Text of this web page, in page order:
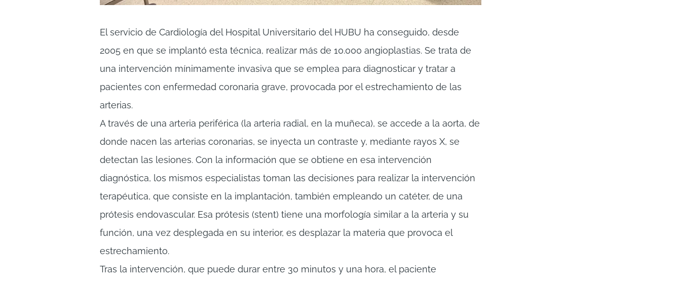
El servicio de Cardiología del Hospital Universitario del HUBU ha conseguido, desde
2005 en que se implantó esta técnica, realizar más de 10.000 angioplastias. Se trata de
una intervención mínimamente invasiva que se emplea para diagnosticar y tratar a
pacientes con enfermedad coronaria grave, provocada por el estrechamiento de las
arterias.
A través de una arteria periférica (la arteria radial, en la muñeca), se accede a la aorta, de
donde nacen las arterias coronarias, se inyecta un contraste y, mediante rayos X, se
detectan las lesiones. Con la información que se obtiene en esa intervención
diagnóstica, los mismos especialistas toman las decisiones para realizar la intervención
terapéutica, que consiste en la implantación, también empleando un catéter, de una
prótesis endovascular. Esa prótesis (stent) tiene una morfología similar a la arteria y su
función, una vez desplegada en su interior, es desplazar la materia que provoca el
estrechamiento.
Tras la intervención, que puede durar entre 30 minutos y una hora, el paciente